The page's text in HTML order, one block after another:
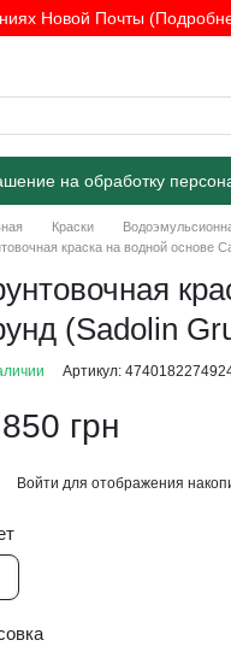
Новой Почты
на обработку
Краски
краска на водной основе
(Sadolin
Артикул:
грн
Войти для отображения